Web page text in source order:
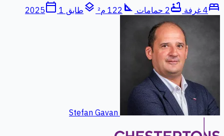
bed4 غرفة bathtub 2 حمامات square_foot 122 م² layers طابق 1 calendar_today
2025
Stefan Gavan